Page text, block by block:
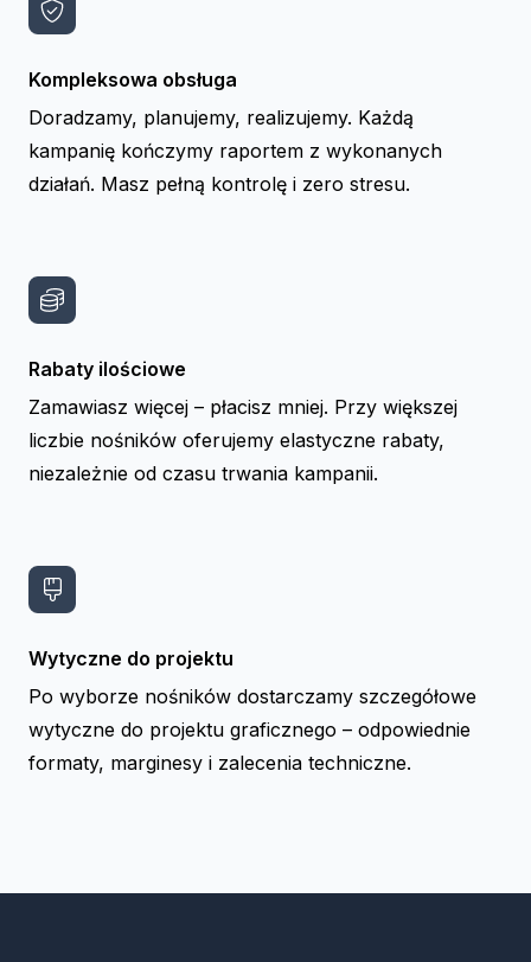
Kompleksowa obsługa
Doradzamy, planujemy, realizujemy. Każdą
kampanię kończymy raportem z wykonanych
działań. Masz pełną kontrolę i zero stresu.
Rabaty ilościowe
Zamawiasz więcej – płacisz mniej. Przy większej
liczbie nośników oferujemy elastyczne rabaty,
niezależnie od czasu trwania kampanii.
Wytyczne do projektu
Po wyborze nośników dostarczamy szczegółowe
wytyczne do projektu graficznego – odpowiednie
formaty, marginesy i zalecenia techniczne.